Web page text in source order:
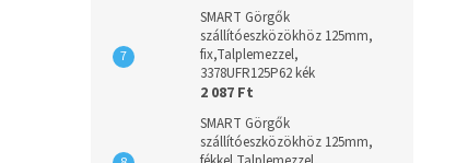
SMART Görgők
szállítóeszközökhöz 125mm,
fix,Talplemezzel,
3378UFR125P62 kék
2 087 Ft
SMART Görgők
szállítóeszközökhöz 125mm,